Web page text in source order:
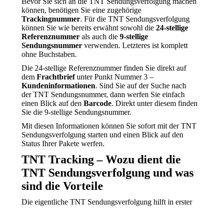
können, benötigen Sie eine zugehörige
Trackingnummer. Für die TNT Sendungsverfolgung
können Sie wie bereits erwähnt sowohl die 24-stellige
Referenznummer als auch die 9-stellige
Sendungsnummer verwenden. Letzteres ist komplett
ohne Buchstaben.
Die 24-stellige Referenznummer finden Sie direkt auf
dem Frachtbriefunter Punkt Nummer 3 –
Kundeninformationen. Sind Sie auf der Suche nach
der TNT Sendungsnummer, dann werfen Sie einfach
einen Blick auf den Barcode. Direkt unter diesem finden
Sie die 9-stellige Sendungsnummer.
Mit diesen Informationen können Sie sofort mit der TNT
Sendungsverfolgung starten und einen Blick auf den
Status Ihrer Pakete werfen.
TNT Tracking – Wozu dient die
TNT Sendungsverfolgung und was
sind die Vorteile
Die eigentliche TNT Sendungsverfolgung hilft in erster